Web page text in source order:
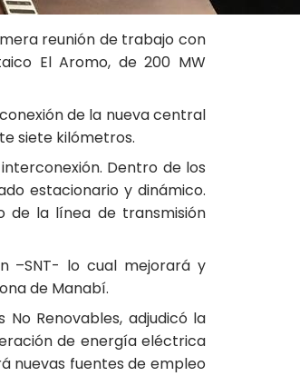
reunión de trabajo con
El Aromo, de 200 MW
de la nueva central
siete kilómetros.
Dentro de los
estacionario y dinámico.
de la línea de transmisión
–SNT- lo cual mejorará y
de Manabí.
Renovables, adjudicó la
de energía eléctrica
nuevas fuentes de empleo